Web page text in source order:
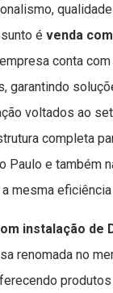
é venda
conta
garantindo
voltados ao
completa
Paulo e também
mesma
instalação de
renomada no